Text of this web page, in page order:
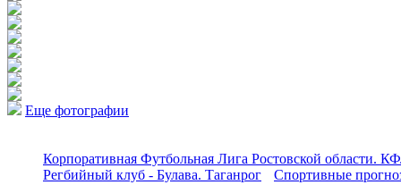
Еще фотографии
Корпоративная Футбольная Лига Ростовской области.
Регбийный клуб - Булава. Таганрог
Спортивные